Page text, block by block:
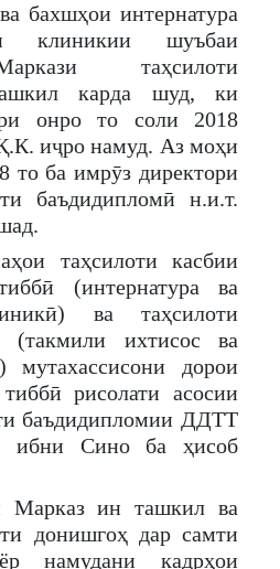
бахшҳои интернатура
клиникии шуъбаи
таҳсилоти
карда шуд, ки
онро то соли 2018
иҷро намуд. Аз моҳи
то ба имрӯз директори
баъдидипломӣ н.и.т.
таҳсилоти касбии
(интернатура ва
ва таҳсилоти
(такмили ихтисос ва
мутахассисони дорои
рисолати асосии
баъдидипломии ДДТТ
ибни Сино ба ҳисоб
Марказ ин ташкил ва
донишгоҳ дар самти
намудани кадрҳои